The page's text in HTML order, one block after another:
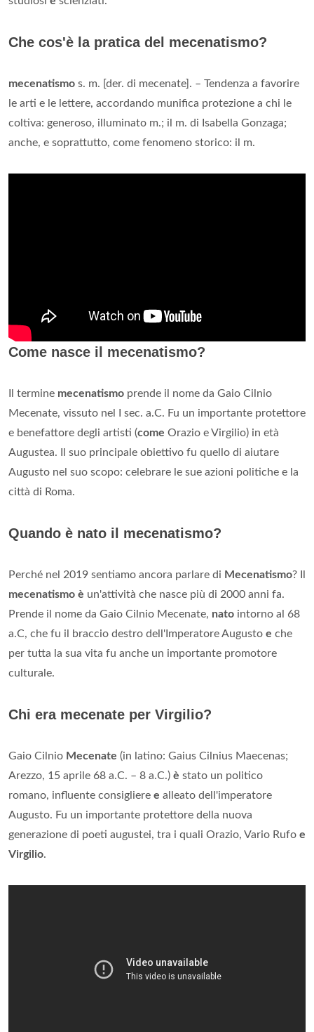
Che cos'è la pratica del mecenatismo?
mecenatismo s. m. [der. di mecenate]. – Tendenza a favorire
le arti e le lettere, accordando munifica protezione a chi le
coltiva: generoso, illuminato m.; il m. di Isabella Gonzaga;
anche, e soprattutto, come fenomeno storico: il m.
Come nasce il mecenatismo?
Il termine mecenatismo prende il nome da Gaio Cilnio
Mecenate, vissuto nel I sec. a.C. Fu un importante protettore
e benefattore degli artisti (come Orazio e Virgilio) in età
Augustea. Il suo principale obiettivo fu quello di aiutare
Augusto nel suo scopo: celebrare le sue azioni politiche e la
città di Roma.
Quando è nato il mecenatismo?
Perché nel 2019 sentiamo ancora parlare di Mecenatismo? Il
mecenatismo è un'attività che nasce più di 2000 anni fa.
Prende il nome da Gaio Cilnio Mecenate, nato intorno al 68
a.C, che fu il braccio destro dell'Imperatore Augusto e che
per tutta la sua vita fu anche un importante promotore
culturale.
Chi era mecenate per Virgilio?
Gaio Cilnio Mecenate (in latino: Gaius Cilnius Maecenas;
Arezzo, 15 aprile 68 a.C. – 8 a.C.) è stato un politico
romano, influente consigliere e alleato dell'imperatore
Augusto. Fu un importante protettore della nuova
generazione di poeti augustei, tra i quali Orazio, Vario Rufo e
Virgilio.